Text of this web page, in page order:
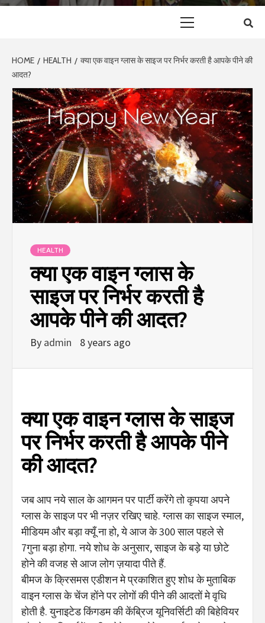
HOME HEALTH
क्या एक वाइन ग्लास के साइज पर निर्भर करती है आपके पीने की
आदत?
HEALTH
क्या एक वाइन ग्लास के
साइज पर निर्भर करती है
आपके पीने की आदत?
By admin 8 years ago
क्या एक वाइन ग्लास के साइज
पर निर्भर करती है आपके पीने
की आदत?
जब आप नये साल के आगमन पर पार्टी करेंगे तो कृपया अपने
ग्लास के साइज पर भी नज़र रखिए चाहे. ग्लास का साइज स्माल,
मीडियम और बड़ा क्यूँ ना हो, ये आज के 300 साल पहले से
7गुना बड़ा होगा. नये शोध के अनुसार, साइज के बड़े या छोटे
होने की वजह से आज लोग ज़यादा पीते हैं.
बीमज के क्रिसमस एडीशन मे प्रकाशित हुए शोध के मुताबिक
वाइन ग्लास के चेंज होंने पर लोगों की पीने की आदतों मे वृधि
होती है. युनाइटेड किंगडम की केंब्रिज यूनिवर्सिटी की बिहेवियर